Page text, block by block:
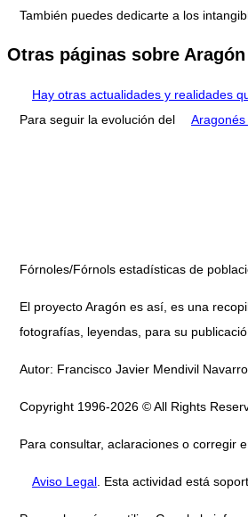
También puedes dedicarte a los
Otras páginas sobre
Hay otras actualidades y realidades
Para seguir la evolución del
Aragonés
Fórnoles/Fórnols estadísticas de
El proyecto Aragón es así, es una
fotografías, leyendas, para su
Autor: Francisco Javier Mendivil
Copyright 1996-2026 © All Rights
Para consultar, aclaraciones o corregir
Aviso Legal . Esta actividad está